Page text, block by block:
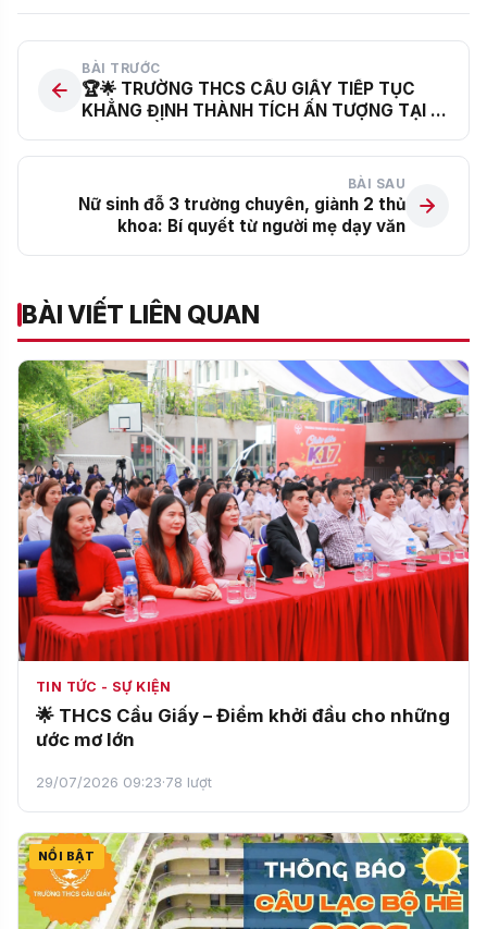
BÀI TRƯỚC
🏆🌟 TRƯỜNG THCS CẦU GIẤY TIẾP TỤC
KHẲNG ĐỊNH THÀNH TÍCH ẤN TƯỢNG TẠI KÌ
CHUYÊN ĐẠI HỌC SƯ PHẠM NĂM HỌC
BÀI SAU
Nữ sinh đỗ 3 trường chuyên, giành 2 thủ
khoa: Bí quyết từ người mẹ dạy văn
BÀI VIẾT LIÊN QUAN
TIN TỨC - SỰ KIỆN
🌟 THCS Cầu Giấy – Điểm khởi đầu cho những
ước mơ lớn
29/07/2026 09:23·78 lượt
NỔI BẬT